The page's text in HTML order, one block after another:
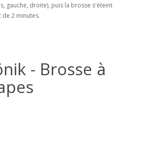
gauche, droite), puis la brosse s'éteint
2 minutes.
- Brosse à